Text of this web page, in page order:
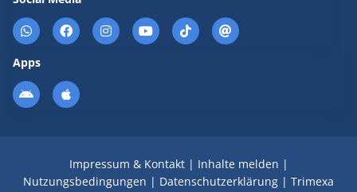
Apps
Impressum & Kontakt| Inhalte melden |
Nutzungsbedingungen | Datenschutzerklärung | Trimexa